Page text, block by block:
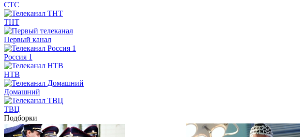
СТС
ТНТ
Первый канал
Россия 1
НТВ
Домашний
ТВЦ
Подборки